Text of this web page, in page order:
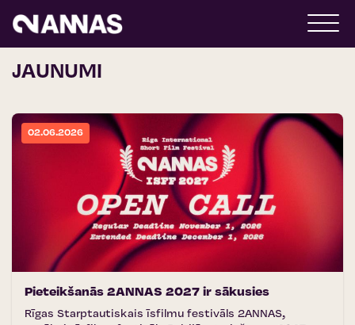
JAUNUMI
02.06.2026
Pieteikšanās 2ANNAS 2027 ir sākusies
Rīgas Starptautiskais īsfilmu festivāls 2ANNAS,